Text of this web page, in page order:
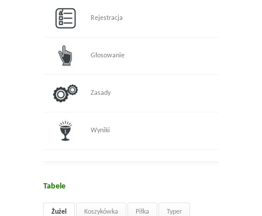
Rejestracja
Głosowanie
Zasady
Wyniki
Tabele
Żużel Koszykówka Piłka Typer